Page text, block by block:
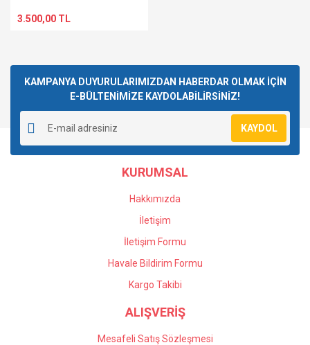
3.500,00 TL
KAMPANYA DUYURULARIMIZDAN HABERDAR OLMAK İÇİN
E-BÜLTENİMİZE KAYDOLABİLİRSİNİZ!
KAYDOL
KURUMSAL
Hakkımızda
İletişim
İletişim Formu
Havale Bildirim Formu
Kargo Takibi
ALIŞVERİŞ
Mesafeli Satış Sözleşmesi